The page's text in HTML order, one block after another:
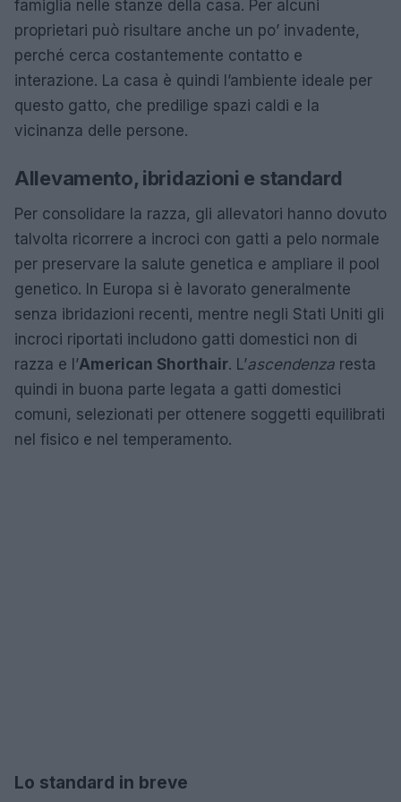
famiglia nelle stanze della casa. Per alcuni
proprietari può risultare anche un po’ invadente,
perché cerca costantemente contatto e
interazione. La casa è quindi l’ambiente ideale per
questo gatto, che predilige spazi caldi e la
vicinanza delle persone.
Allevamento, ibridazioni e standard
Per consolidare la razza, gli allevatori hanno dovuto
talvolta ricorrere a incroci con gatti a pelo normale
per preservare la salute genetica e ampliare il pool
genetico. In Europa si è lavorato generalmente
senza ibridazioni recenti, mentre negli Stati Uniti gli
incroci riportati includono gatti domestici non di
razza e l’American Shorthair. L’ascendenza resta
quindi in buona parte legata a gatti domestici
comuni, selezionati per ottenere soggetti equilibrati
nel fisico e nel temperamento.
Lo standard in breve